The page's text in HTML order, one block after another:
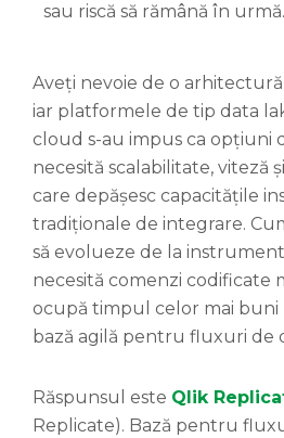
sau riscă să rămână în urmă.
Aveți nevoie de o
iar platformele de tip data
cloud s-au impus ca opțiuni
necesită scalabilitate, viteză
care depășesc capacitățile
tradiționale de integrare.
să evolueze de la
necesită comenzi codificate
ocupă timpul celor mai buni
bază agilă pentru fluxuri de
Răspunsul este Qlik
Replicate). Bază pentru